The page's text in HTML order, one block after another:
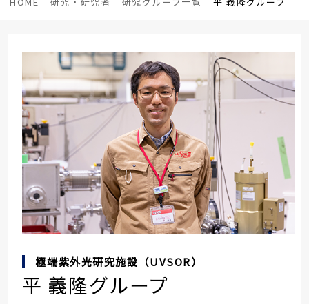
極端紫外光研究施設（UVSOR）
平 義隆グループ